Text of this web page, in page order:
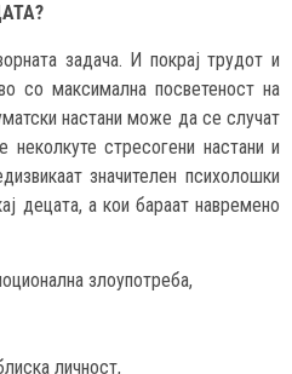
задача. И покрај трудот и
со максимална посветеност на
настани може да се случат
стресогени настани и
значителен психолошки
децата, а кои бараат навремено
злоупотреба,
личност,